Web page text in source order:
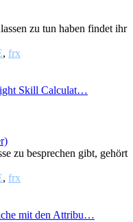
zu tun haben findet ihr
, frx
Skill Calculat…
zu besprechen gibt, gehört
, frx
mit den Attribu…